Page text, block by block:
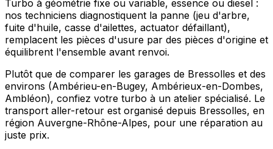
Turbo à géométrie fixe ou variable, essence ou diesel :
nos techniciens diagnostiquent la panne (jeu d'arbre,
fuite d'huile, casse d'ailettes, actuator défaillant),
remplacent les pièces d'usure par des pièces d'origine et
équilibrent l'ensemble avant renvoi.
Plutôt que de comparer les garages de Bressolles et des
environs (Ambérieu-en-Bugey, Ambérieux-en-Dombes,
Ambléon), confiez votre turbo à un atelier spécialisé. Le
transport aller-retour est organisé depuis Bressolles, en
région Auvergne-Rhône-Alpes, pour une réparation au
juste prix.